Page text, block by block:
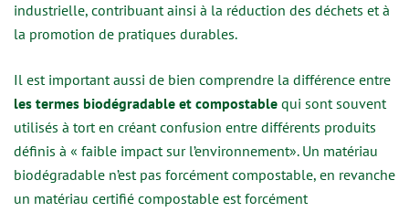
industrielle, contribuant ainsi à la réduction des déchets et à
la promotion de pratiques durables.
Il est important aussi de bien comprendre la différence entre
les termes biodégradable et compostable qui sont souvent
utilisés à tort en créant confusion entre différents produits
définis à « faible impact sur l’environnement». Un matériau
biodégradable n’est pas forcément compostable, en revanche
un matériau certifié compostable est forcément